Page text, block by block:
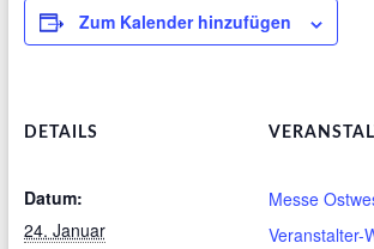
Zum Kalender hinzufügen
DETAILS
Datum:
24. Januar
Messe
Veranstalter-